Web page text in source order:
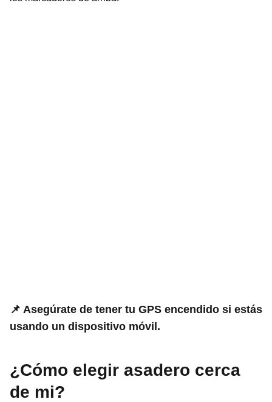
📌 Asegúrate de tener tu GPS encendido si estás
usando un dispositivo móvil.
¿Cómo elegir asadero cerca
de mi?